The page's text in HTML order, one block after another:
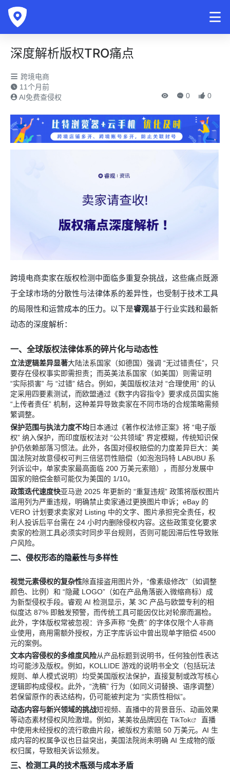
深度解析版权TRO痛点
跨境电商
11个月前
AI免费查侵权
0 0
跨境电商卖家在版权检测中面临多重复杂挑战，这些痛点既源
于全球市场的分散性与法律体系的差异性，也受制于技术工具
的局限性和运营成本的压力。以下是睿观基于行业实践和最新
动态的深度解析：
一、全球版权法律体系的碎片化与动态性
立法逻辑差异显著大陆法系国家（如德国）强调 “无过错责任”，只
要存在侵权事实即需担责；而英美法系国家（如美国）则需证明
“实际损害” 与 “过错” 结合。例如，美国版权法对 “合理使用” 的认
定采用四要素测试，而欧盟通过《数字内容指令》要求成员国实施
“上传者责任” 机制，这种差异导致卖家在不同市场的合规策略需频
繁调整。
保护范围与执法力度不均日本通过《著作权法修正案》将 “电子版
权” 纳入保护，而印度版权法对 “公共领域” 界定模糊，传统知识保
护仍依赖部落习惯法。此外，各国对侵权赔偿的力度差异巨大：美
国法院对故意侵权可判三倍惩罚性赔偿（如泡泡玛特 LABUBU 系
列诉讼中，单家卖家最高面临 200 万美元索赔），而部分发展中
国家的赔偿金额可能仅为美国的 1/10。
政策迭代速度快亚马逊 2025 年更新的 “重复违规” 政策将版权图片
滥用列为严重违规，明确禁止卖家通过更换图片申诉；eBay 的
VERO 计划要求卖家对 Listing 中的文字、图片承担完全责任，权
利人投诉后平台需在 24 小时内删除侵权内容。这些政策变化要求
卖家的检测工具必须实时同步平台规则，否则可能因滞后性导致账
户风险。
二、侵权形态的隐蔽性与多样性
视觉元素侵权的复杂性除直接盗用图片外，“像素级修改”（如调整
颜色、比例）和 “隐藏 LOGO”（如在产品角落嵌入微缩商标）成
为新型侵权手段。睿观 AI 检测显示，某 3C 产品与欧盟专利的相
似度达 87% 即触发预警，而传统工具可能因仅比对轮廓而漏检。
此外，字体版权常被忽视：许多声称 “免费” 的字体仅限个人非商
业使用，商用需额外授权，方正字库诉讼中曾出现单字赔偿 4500
元的案例。
文本内容侵权的多维度风险从产品标题到说明书，任何独创性表达
均可能涉及版权。例如，KOLLIDE 游戏的说明书全文（包括玩法
规则、单人模式说明）均受美国版权法保护，直接复制或改写核心
逻辑即构成侵权。此外，“洗稿” 行为（如同义词替换、语序调整）
若保留原作的表达结构，仍可能被判定为 “实质性相似”。
动态内容与新兴领域的挑战短视频、直播中的背景音乐、动画效果
等动态素材侵权风险激增。例如，某美妆品牌因在 TikTok
直播
中使用未经授权的流行歌曲片段，被版权方索赔 50 万美元。AI 生
成内容的权属争议也日益突出，美国法院尚未明确 AI 生成物的版
权归属，导致相关诉讼频发。
三、检测工具的技术瓶颈与成本矛盾